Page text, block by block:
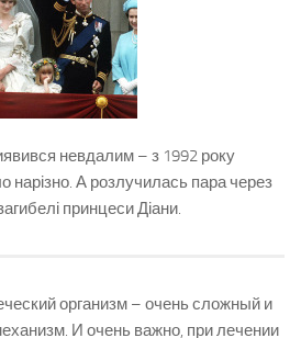
невдалим – з 1992 року
нарізно. А розлучилась пара через
принцеси Діани.
организм – очень сложный и
И очень важно, при лечении